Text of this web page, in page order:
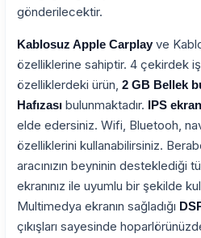
gönderilecektir.
Kablosuz Apple Carplay ve
özelliklerine sahiptir. 4 çekirdek
özelliklerdeki ürün, 2 GB Bellek
Hafızası bulunmaktadır. IPS
elde edersiniz. Wifi, Bluetooh,
özelliklerini kullanabilirsiniz.
aracınızın beyninin desteklediği
ekranınız ile uyumlu bir şekilde
Multimedya ekranın sağladığı
çıkışları sayesinde